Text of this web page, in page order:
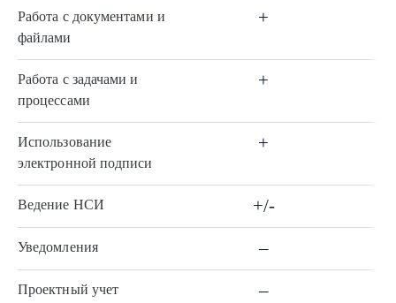
Работа с документами и
файлами
+
Работа с задачами и
процессами
+
Использование
электронной подписи
+
Ведение НСИ +/-
Уведомления –
Проектный учет –